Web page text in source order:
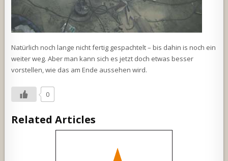
Natürlich noch lange nicht fertig gespachtelt – bis dahin is noch ein
weiter weg. Aber man kann sich es jetzt doch etwas besser
vorstellen, wie das am Ende aussehen wird.
0
Related Articles